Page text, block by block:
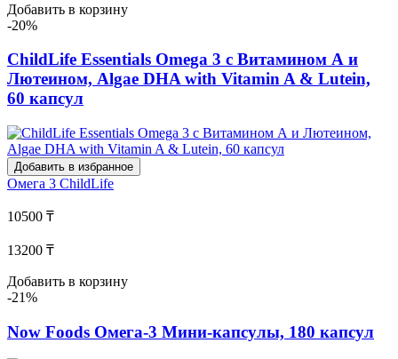
Добавить в корзину
-20%
ChildLife Essentials Omega 3 с Витамином А и
Лютеином, Algae DHA with Vitamin A & Lutein,
60 капсул
Добавить в избранное
Омега 3 ChildLife
10500 ₸
13200 ₸
Добавить в корзину
-21%
Now Foods Омега-3 Мини-капсулы, 180 капсул